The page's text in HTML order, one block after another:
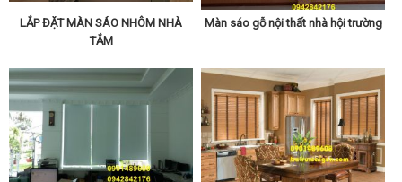
LẮP ĐẶT MÀN SÁO NHÔM NHÀ
TẮM
Màn sáo gỗ nội thất nhà hội trường